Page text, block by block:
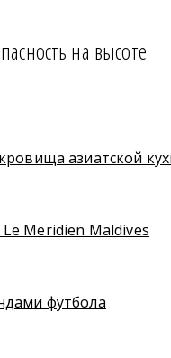
на высоте
азиатской
Meridien Maldives
футбола